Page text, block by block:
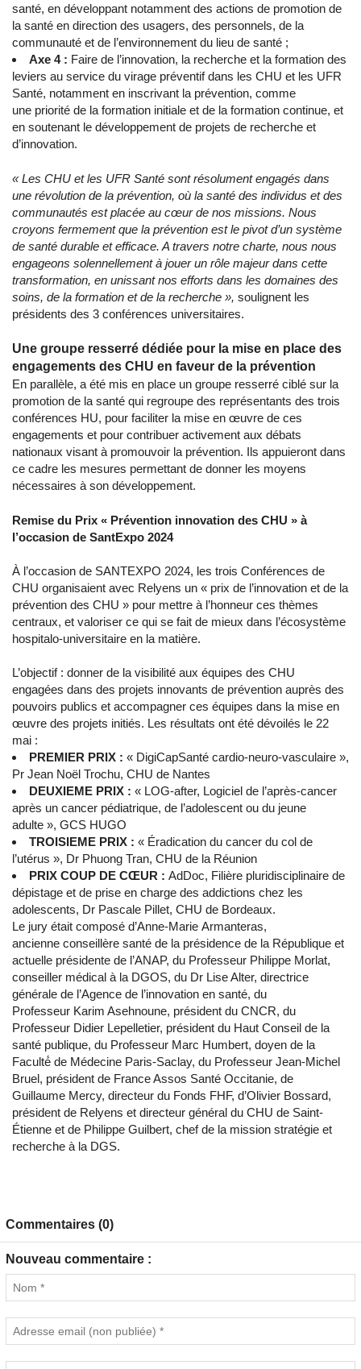
santé, en développant notamment des actions de promotion de
la santé en direction des usagers, des personnels, de la
communauté et de l’environnement du lieu de santé ;
Axe 4 : Faire de l’innovation, la recherche et la formation des
leviers au service du virage préventif dans les CHU et les UFR
Santé, notamment en inscrivant la prévention, comme
une priorité de la formation initiale et de la formation continue, et
en soutenant le développement de projets de recherche et
d’innovation.
« Les CHU et les UFR Santé sont résolument engagés dans
une révolution de la prévention, où la santé des individus et des
communautés est placée au cœur de nos missions. Nous
croyons fermement que la prévention est le pivot d’un système
de santé durable et efficace. A travers notre charte, nous nous
engageons solennellement à jouer un rôle majeur dans cette
transformation, en unissant nos efforts dans les domaines des
soins, de la formation et de la recherche », soulignent les
présidents des 3 conférences universitaires.
Une groupe resserré dédiée pour la mise en place des
engagements des CHU en faveur de la prévention
En parallèle, a été mis en place un groupe resserré ciblé sur la
promotion de la santé qui regroupe des représentants des trois
conférences HU, pour faciliter la mise en œuvre de ces
engagements et pour contribuer activement aux débats
nationaux visant à promouvoir la prévention. Ils appuieront dans
ce cadre les mesures permettant de donner les moyens
nécessaires à son développement.
Remise du Prix « Prévention innovation des CHU » à
l’occasion de SantExpo 2024
À l’occasion de SANTEXPO 2024, les trois Conférences de
CHU organisaient avec Relyens un « prix de l’innovation et de la
prévention des CHU » pour mettre à l’honneur ces thèmes
centraux, et valoriser ce qui se fait de mieux dans l’écosystème
hospitalo-universitaire en la matière.
L’objectif : donner de la visibilité aux équipes des CHU
engagées dans des projets innovants de prévention auprès des
pouvoirs publics et accompagner ces équipes dans la mise en
œuvre des projets initiés. Les résultats ont été dévoilés le 22
mai :
PREMIER PRIX : « DigiCapSanté cardio-neuro-vasculaire »,
Pr Jean Noël Trochu, CHU de Nantes
DEUXIEME PRIX : « LOG-after, Logiciel de l’après-cancer
après un cancer pédiatrique, de l’adolescent ou du jeune
adulte », GCS HUGO
TROISIEME PRIX : « Éradication du cancer du col de
l’utérus », Dr Phuong Tran, CHU de la Réunion
PRIX COUP DE CŒUR : AdDoc, Filière pluridisciplinaire de
dépistage et de prise en charge des addictions chez les
adolescents, Dr Pascale Pillet, CHU de Bordeaux.
Le jury était composé d’Anne-Marie Armanteras,
ancienne conseillère santé de la présidence de la République et
actuelle présidente de l’ANAP, du Professeur Philippe Morlat,
conseiller médical à la DGOS, du Dr Lise Alter, directrice
générale de l’Agence de l’innovation en santé, du
Professeur Karim Asehnoune, président du CNCR, du
Professeur Didier Lepelletier, président du Haut Conseil de la
santé publique, du Professeur Marc Humbert, doyen de la
Faculté́ de Médecine Paris-Saclay, du Professeur Jean-Michel
Bruel, président de France Assos Santé Occitanie, de
Guillaume Mercy, directeur du Fonds FHF, d’Olivier Bossard,
président de Relyens et directeur général du CHU de Saint-
Étienne et de Philippe Guilbert, chef de la mission stratégie et
recherche à la DGS.
Commentaires (0)
Nouveau commentaire :